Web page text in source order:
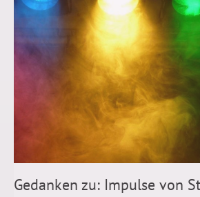
Gedanken zu: Impulse von